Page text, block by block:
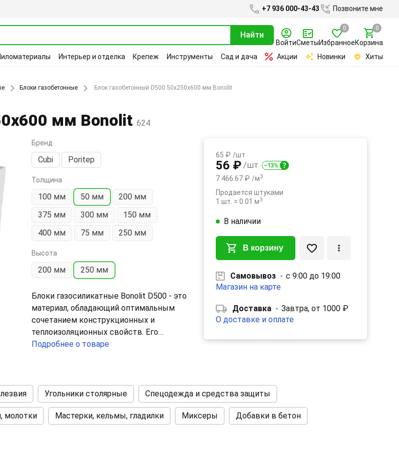
+7 936 000-43-43 Позвоните мне
Найти
ВойтиСметыИзбранное
0
Корзина
0
Интерьер и отделка Крепеж Инструменты Сад и дача Акции Новинки Хиты
Блоки газобетонные Блок газобетонный D500 50х250х600 мм Bonolit
мм Bonolit 624
Бренд
Cubi Poritep
Толщина
100 мм 50 мм
200 мм
375 мм
300 мм
150 мм
400 мм
75 мм 250 мм
Высота
200 мм 250 мм
Блоки газосиликатные Bonolit D500 - это
материал, обладающий оптимальным
сочетанием конструкционных и
теплоизоляционных свойств. Его
плотность 500 кг/м³ равна плотности
D500 для возведения домов и коттеджей
до 3-х этажей с возможностью
использования железобетонных плит
перекрытий.
Подробнее о товаре
65 ₽ /шт
56 ₽ /шт
7 466.67 ₽ /м3
Продается штуками
1 шт. = 0.01 м3
В наличии
В корзину
Самовывоз
с 9:00 до 19:00
Магазин на карте
Доставка
Завтра, от 1000 ₽
О доставке и оплате
Угольники столярные Спецодежда и средства защиты
молотки Мастерки, кельмы, гладилки Миксеры Добавки в бетон